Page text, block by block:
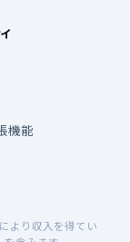
機能
より収入を得てい